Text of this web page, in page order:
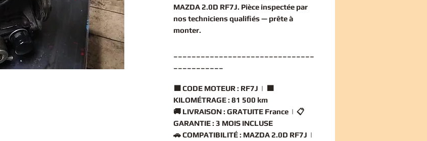
MAZDA 2.0D RF7J. Pièce inspectée par
nos techniciens qualifiés — prête à
monter.
🟧CODE MOTEUR : RF7J | 🟧
KILOMÉTRAGE : 81 500 km
🚚 LIVRAISON : GRATUITE France | 📋
GARANTIE : 3 MOIS INCLUSE
🚗COMPATIBILITÉ : MAZDA 2.0D RF7J |